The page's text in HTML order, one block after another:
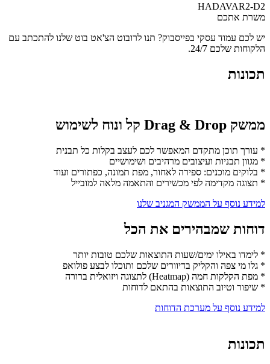
HADAVAR2-D2
משרת אתכם
יש לכם עמוד עסקי בפייסבוק? תנו לרובוט הצ'אט בוט שלנו להתכתב עם
הלקוחות שלכם 24/7.
תכונות
ממשק Drag & Drop קל ונוח לשימוש
* עורך תוכן מתקדם המאפשר לכם לעצב בקלות כל תבנית
* מגוון תבניות ועיצובים מרהיבים ושימושיים
* בלוקים מוכנים: ספירה לאחור, מפת תמונה, כפתורים ועוד
* תצוגה מקדימה לפי מכשירים והתאמה מלאה למובייל
למידע נוסף על הממשק המגניב שלנו
דוחות שמבהירים את הכל
* לימדו באילו ימים/שעות התוצאות שלכם טובות יותר
* גלו מי צפה והקליק בדיוורים שלכם ותוכלו לבצע פולואפ
* מפת הקלקות חמה (Heatmap) לתצוגה ויזואלית ברורה
* שיפור וטיוב התוצאות בהתאם לדוחות
למידע נוסף על מערכת הדוחות
תכונות